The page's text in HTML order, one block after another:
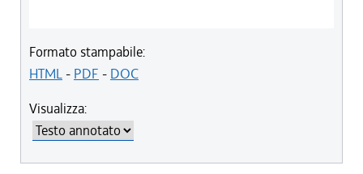
Formato stampabile:
HTML- PDF - DOC
Visualizza: